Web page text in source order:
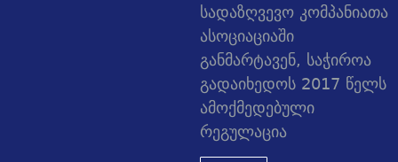
სადაზღვევო კომპანიათა
ასოციაციაში
განმარტავენ, საჭიროა
გადაიხედოს 2017 წელს
ამოქმედებული
რეგულაცია